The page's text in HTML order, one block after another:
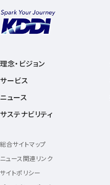
理念・ビジョン
サービス
ニュース
サステナビリティ
総合サイトマップ
ニュース関連リンク
サイトポリシー